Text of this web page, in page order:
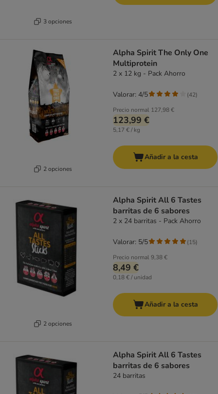
3 opciones
2 opciones
Alpha Spirit The Only One
Multiprotein
2 x 12 kg - Pack Ahorro
Precio normal 127,98 €
123,99 €
5,17 € / kg
Valorar: 4/5 (42)
Añadir a la cesta
2 opciones
Alpha Spirit All 6 Tastes
barritas de 6 sabores
2 x 24 barritas - Pack Ahorro
Precio normal9,38 €
8,49 €
0,18 € / unidad
Valorar: 5/5 (15)
Añadir a la cesta
Alpha Spirit All 6 Tastes
barritas de 6 sabores
24 barritas